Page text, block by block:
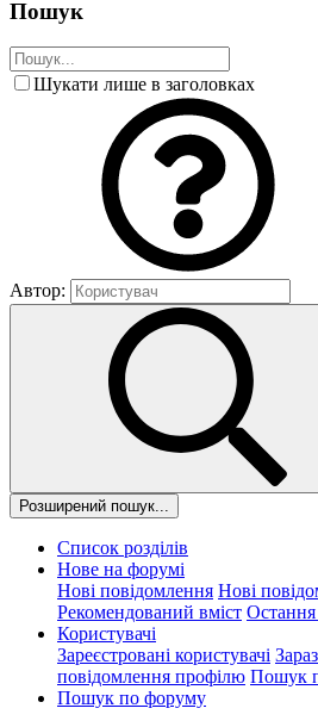
Пошук
Шукати лише в заголовках
Автор:
Розширений пошук...
Список розділів
Нове на форумі
Нові повідомлення Нові
Рекомендований вміст Остання
Користувачі
Зареєстровані користувачі
повідомлення профілю Пошук
Пошук по форуму